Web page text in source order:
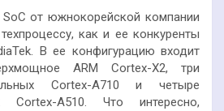
от южнокорейской компании
как и ее конкуренты
В ее конфигурацию входит
ARM Cortex-X2, три
Cortex-A710 и четыре
Cortex-A510. Что интересно,